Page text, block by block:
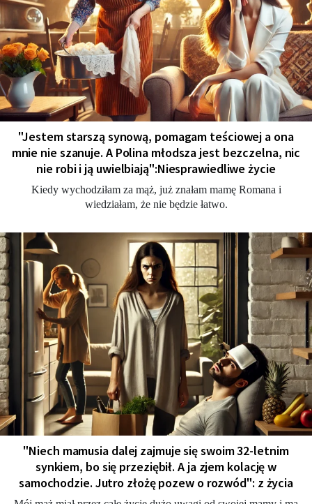
"Jestem starszą synową, pomagam teściowej a ona
mnie nie szanuje. A Polina młodsza jest bezczelna, nic
nie robi i ją uwielbiają":Niesprawiedliwe życie
Kiedy wychodziłam za mąż, już znałam mamę Romana i
wiedziałam, że nie będzie łatwo.
"Niech mamusia dalej zajmuje się swoim 32-letnim
synkiem, bo się przeziębił. A ja zjem kolację w
samochodzie. Jutro złożę pozew o rozwód": z życia